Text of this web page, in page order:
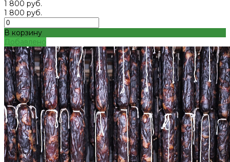
1 800 руб.
1 800 руб.
В корзину
Добавлено